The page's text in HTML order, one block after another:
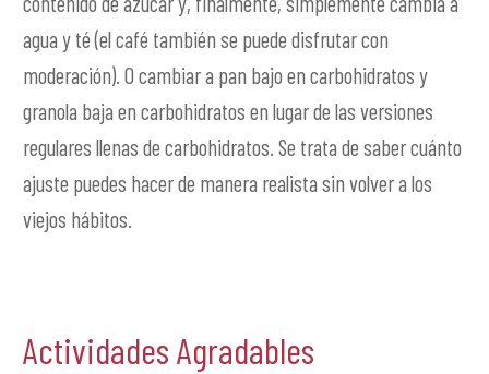
agua y té (el café también se puede disfrutar con
moderación). O cambiar a pan bajo en carbohidratos y
granola baja en carbohidratos en lugar de las versiones
regulares llenas de carbohidratos. Se trata de saber cuánto
ajuste puedes hacer de manera realista sin volver a los
viejos hábitos.
Actividades Agradables